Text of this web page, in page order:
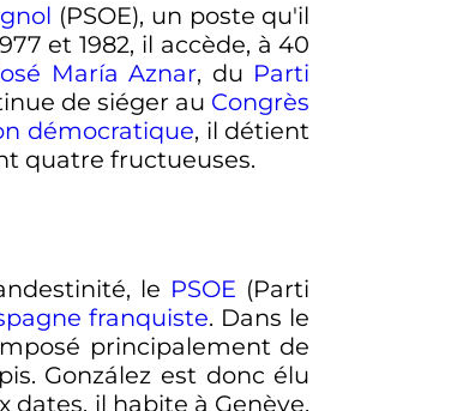
(PSOE), un poste qu'il
et 1982, il accède, à 40
María Aznar, du Parti
de siéger au Congrès
démocratique, il détient
quatre fructueuses.
le PSOE (Parti
franquiste. Dans le
principalement de
González est donc élu
dates, il habite à Genève,